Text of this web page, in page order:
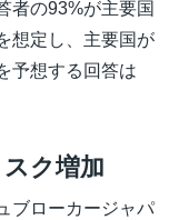
者の93%が主要国
想定し、主要国が
予想する回答は
ク増加
ブローカージャパ